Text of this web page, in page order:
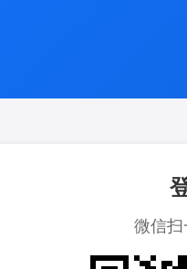
微信扫